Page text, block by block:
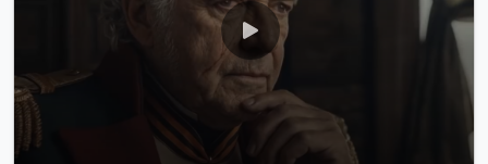
Читать все новости
Это интересно